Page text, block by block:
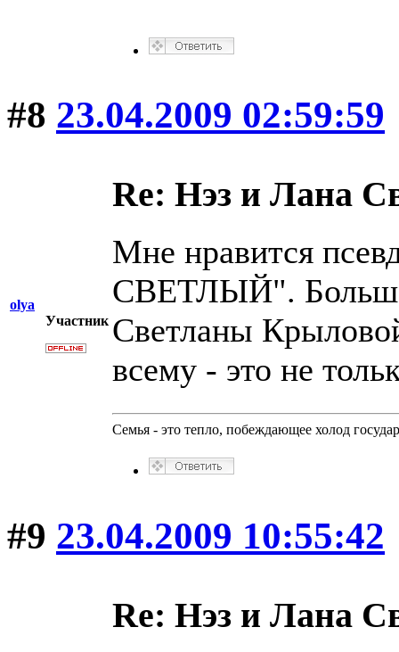
#8 23.04.2009 02:59:59
olya
Участник
Re: Нэз и Лана
Мне нравится
СВЕТЛЫЙ".
Светланы
всему - это не
Семья - это тепло, побеждающее холод
#9 23.04.2009 10:55:42
Re: Нэз и Лана